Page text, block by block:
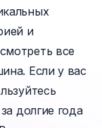
и
все
Если у вас
долгие года